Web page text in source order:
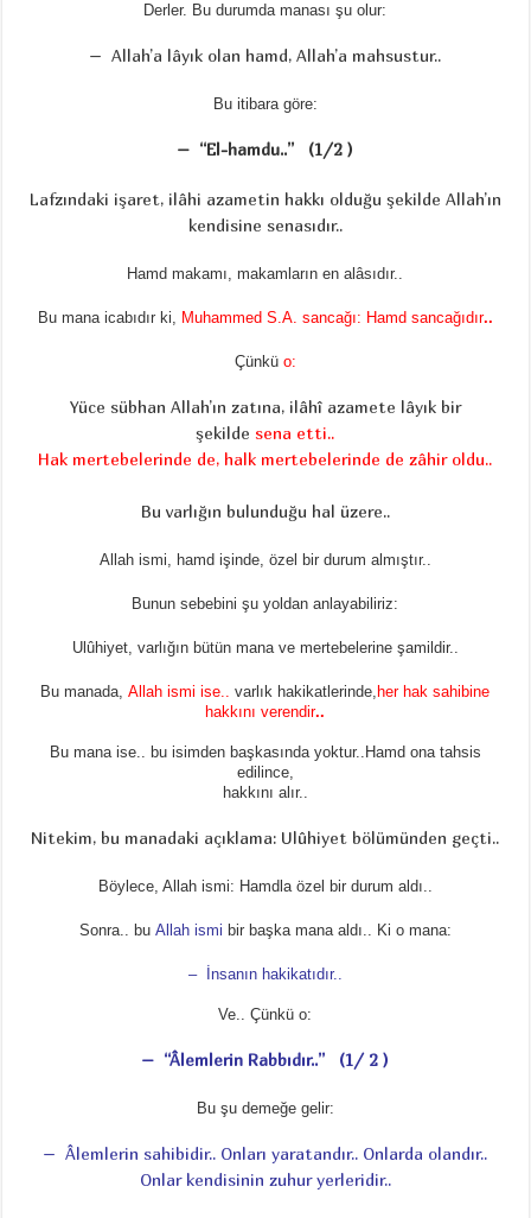
Derler. Bu durumda manası şu olur:
– Allah’a lâyık olan hamd, Allah’a mahsustur..
Bu itibara göre:
– “El-hamdu..” (1/2 )
Lafzındaki işaret, ilâhi azametin hakkı olduğu şekilde Allah’ın
kendisine senasıdır..
Hamd makamı, makamların en alâsıdır..
Bu mana icabıdır ki, Muhammed S.A. sancağı: Hamd sancağıdır..
Çünkü o:
Yüce sübhan Allah’ın zatına, ilâhî azamete lâyık bir
şekilde sena etti..
Hak mertebelerinde de, halk mertebelerinde de zâhir oldu..
Bu varlığın bulunduğu hal üzere..
Allah ismi, hamd işinde, özel bir durum almıştır..
Bunun sebebini şu yoldan anlayabiliriz:
Ulûhiyet, varlığın bütün mana ve mertebelerine şamildir..
Bu manada,Allah ismi ise.. varlık hakikatlerinde, her hak sahibine
hakkını verendir..
Bu mana ise.. bu isimden başkasında yoktur..Hamd ona tahsis
edilince,
hakkını alır..
Nitekim, bu manadaki açıklama: Ulûhiyet bölümünden geçti..
Böylece, Allah ismi: Hamdla özel bir durum aldı..
Sonra.. bu Allah ismi bir başka mana aldı.. Ki o mana:
– İnsanın hakikatıdır..
Ve.. Çünkü o:
– “Âlemlerin Rabbıdır..” (1/ 2 )
Bu şu demeğe gelir:
– Âlemlerin sahibidir.. Onları yaratandır.. Onlarda olandır..
Onlar kendisinin zuhur yerleridir..